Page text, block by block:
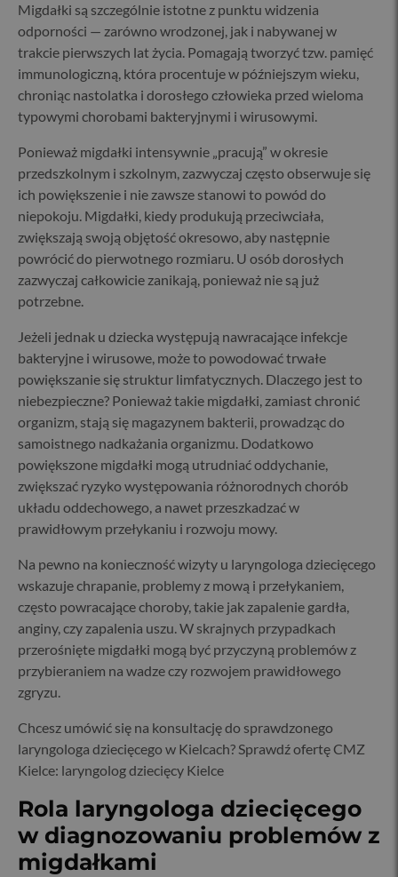
Migdałki są szczególnie istotne z punktu widzenia
odporności — zarówno wrodzonej, jak i nabywanej w
trakcie pierwszych lat życia. Pomagają tworzyć tzw. pamięć
immunologiczną, która procentuje w późniejszym wieku,
chroniąc nastolatka i dorosłego człowieka przed wieloma
typowymi chorobami bakteryjnymi i wirusowymi.
Ponieważ migdałki intensywnie „pracują” w okresie
przedszkolnym i szkolnym, zazwyczaj często obserwuje się
ich powiększenie i nie zawsze stanowi to powód do
niepokoju. Migdałki, kiedy produkują przeciwciała,
zwiększają swoją objętość okresowo, aby następnie
powrócić do pierwotnego rozmiaru. U osób dorosłych
zazwyczaj całkowicie zanikają, ponieważ nie są już
potrzebne.
Jeżeli jednak u dziecka występują nawracające infekcje
bakteryjne i wirusowe, może to powodować trwałe
powiększanie się struktur limfatycznych. Dlaczego jest to
niebezpieczne? Ponieważ takie migdałki, zamiast chronić
organizm, stają się magazynem bakterii, prowadząc do
samoistnego nadkażania organizmu. Dodatkowo
powiększone migdałki mogą utrudniać oddychanie,
zwiększać ryzyko występowania różnorodnych chorób
układu oddechowego, a nawet przeszkadzać w
prawidłowym przełykaniu i rozwoju mowy.
Na pewno na konieczność wizyty u laryngologa dziecięcego
wskazuje chrapanie, problemy z mową i przełykaniem,
często powracające choroby, takie jak zapalenie gardła,
anginy, czy zapalenia uszu. W skrajnych przypadkach
przerośnięte migdałki mogą być przyczyną problemów z
przybieraniem na wadze czy rozwojem prawidłowego
zgryzu.
Chcesz umówić się na konsultację do sprawdzonego
laryngologa dziecięcego w Kielcach? Sprawdź ofertę CMZ
Kielce: laryngolog dziecięcy Kielce
Rola laryngologa dziecięcego
w diagnozowaniu problemów z
migdałkami